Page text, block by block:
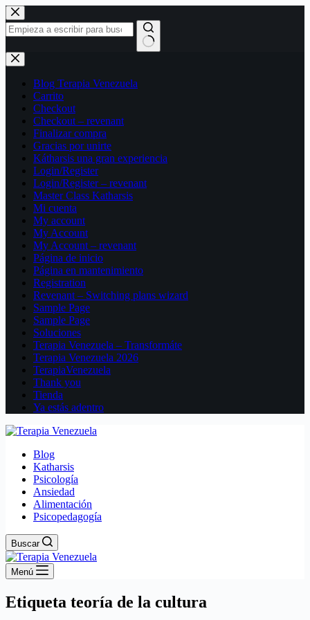
Saltar
al
contenido
Sin
resultados
Blog Terapia Venezuela
Carrito
Checkout
Checkout – revenant
Finalizar compra
Gracias por unirte
Kátharsis una gran experiencia
Login/Register
Login/Register – revenant
Master Class Katharsis
Mi cuenta
My account
My Account
My Account – revenant
Página de inicio
Página en mantenimiento
Registration
Revenant – Switching plans wizard
Sample Page
Sample Page
Soluciones
Terapia Venezuela – Transformáte
Terapia Venezuela 2026
TerapiaVenezuela
Thank you
Tienda
Ya estás adentro
Blog
Katharsis
Psicología
Ansiedad
Alimentación
Psicopedagogía
Buscar
Menú
Etiqueta teoría de la cultura